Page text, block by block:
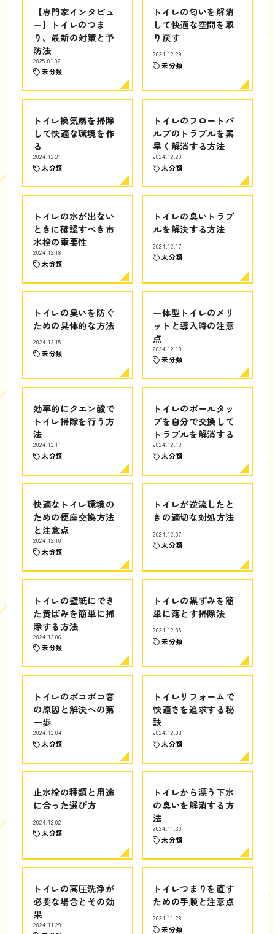
【専門家インタビュ
ー】トイレのつま
り、最新の対策と予
防法
2025.01.02
未分類
トイレの匂いを解消
して快適な空間を取
り戻す
2024.12.29
未分類
トイレ換気扇を掃除
して快適な環境を作
る
2024.12.21
未分類
トイレのフロートバ
ルブのトラブルを素
早く解消する方法
2024.12.20
未分類
トイレの水が出ない
ときに確認すべき市
水栓の重要性
2024.12.18
未分類
トイレの臭いトラブ
ルを解決する方法
2024.12.17
未分類
トイレの臭いを防ぐ
ための具体的な方法
2024.12.15
未分類
一体型トイレのメリ
ットと導入時の注意
点
2024.12.13
未分類
効率的にクエン酸で
トイレ掃除を行う方
法
2024.12.11
未分類
トイレのボールタッ
プを自分で交換して
トラブルを解消する
2024.12.10
未分類
快適なトイレ環境の
ための便座交換方法
と注意点
2024.12.10
未分類
トイレが逆流したと
きの適切な対処方法
2024.12.07
未分類
トイレの壁紙にでき
た黄ばみを簡単に掃
除する方法
2024.12.06
未分類
トイレの黒ずみを簡
単に落とす掃除法
2024.12.05
未分類
トイレのボコボコ音
の原因と解決への第
一歩
2024.12.04
未分類
トイレリフォームで
快適さを追求する秘
訣
2024.12.03
未分類
止水栓の種類と用途
に合った選び方
2024.12.02
未分類
トイレから漂う下水
の臭いを解消する方
法
2024.11.30
未分類
トイレの高圧洗浄が
必要な場合とその効
果
2024.11.29
トイレつまりを直す
ための手順と注意点
2024.11.28
未分類